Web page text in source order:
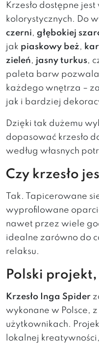
Krzesło dostępne
kolorystycznych. Do
czerni, głębokiej
jak piaskowy beż,
zieleń, jasny turkus,
paleta barw pozwala
każdego wnętrza –
jak i bardziej
Dzięki tak dużemu
dopasować krzesło
według własnych
Czy krzesło
Tak. Tapicerowane
wyprofilowane
nawet przez wiele
idealne zarówno do
relaksu.
Polski
Krzesło Inga Spider
wykonane w Polsce,
użytkownikach.
lokalnej